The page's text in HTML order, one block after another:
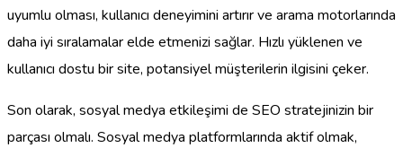
uyumlu olması, kullanıcı deneyimini artırır ve arama motorlarında
daha iyi sıralamalar elde etmenizi sağlar. Hızlı yüklenen ve
kullanıcı dostu bir site, potansiyel müşterilerin ilgisini çeker.
Son olarak, sosyal medya etkileşimi de SEO stratejinizin bir
parçası olmalı. Sosyal medya platformlarında aktif olmak,